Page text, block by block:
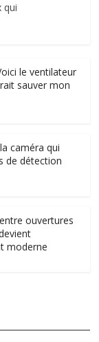
qui
le ventilateur
sauver mon
caméra qui
de détection
ouvertures
moderne